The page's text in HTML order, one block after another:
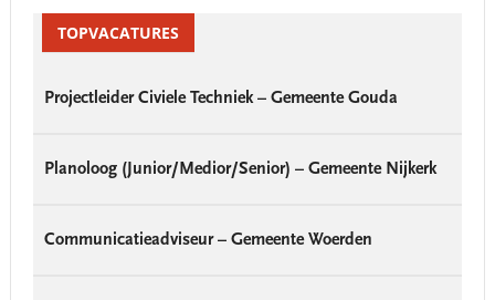
SidebarTOPVACATURES
Projectleider Civiele Techniek – Gemeente Gouda
Planoloog (Junior/Medior/Senior) – Gemeente Nijkerk
Communicatieadviseur – Gemeente Woerden